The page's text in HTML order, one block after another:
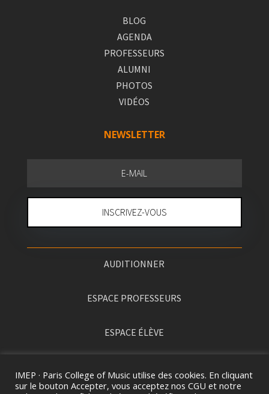
BLOG
AGENDA
PROFESSEURS
ALUMNI
PHOTOS
VIDÉOS
NEWSLETTER
INSCRIVEZ-VOUS
AUDITIONNER
ESPACE PROFESSEURS
ESPACE ÉLÈVE
IMEP · Paris College of Music utilise des cookies. En cliquant
sur le bouton Accepter, vous acceptez nos CGU et notre